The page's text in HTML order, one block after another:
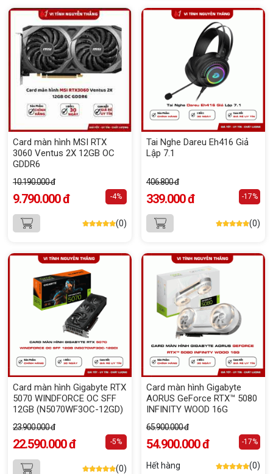
Card màn hình MSI RTX
3060 Ventus 2X 12GB OC
GDDR6
10.190.000 đ
9.790.000 đ -4%
(0)
Tai Nghe Dareu Eh416 Giả
Lập 7.1
406.800 đ
339.000 đ -17%
(0)
Card màn hình Gigabyte RTX
5070 WINDFORCE OC SFF
12GB (N5070WF3OC-12GD)
23.900.000 đ
22.590.000 đ -5%
(0)
Card màn hình Gigabyte
AORUS GeForce RTX™ 5080
INFINITY WOOD 16G
65.900.000 đ
54.900.000 đ -17%
Hết hàng (0)